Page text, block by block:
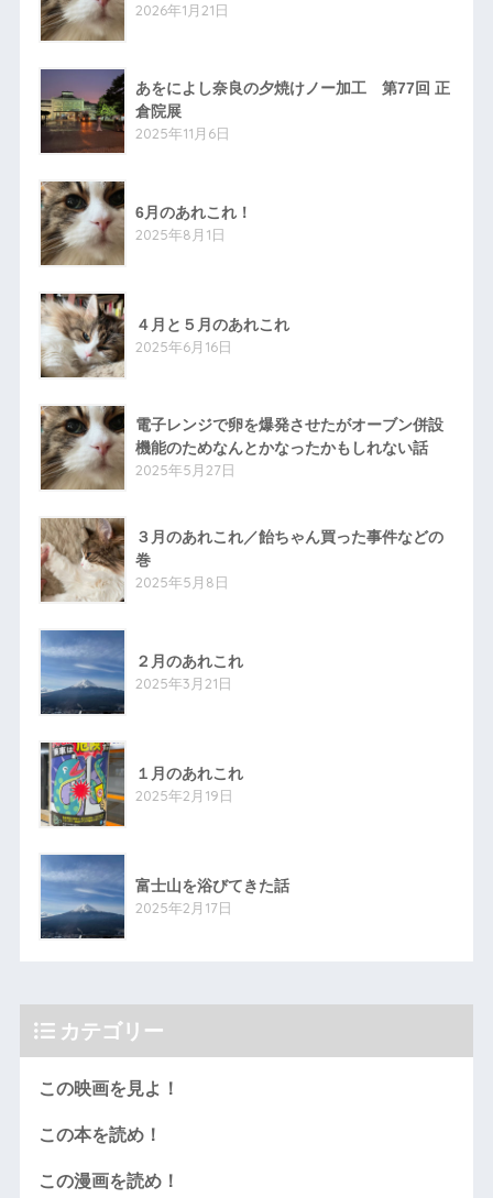
2026年1月21日
あをによし奈良の夕焼けノー加工 第77回 正
倉院展
2025年11月6日
6月のあれこれ！
2025年8月1日
４月と５月のあれこれ
2025年6月16日
電子レンジで卵を爆発させたがオーブン併設
機能のためなんとかなったかもしれない話
2025年5月27日
３月のあれこれ／飴ちゃん買った事件などの
巻
2025年5月8日
２月のあれこれ
2025年3月21日
１月のあれこれ
2025年2月19日
富士山を浴びてきた話
2025年2月17日
カテゴリー
この映画を見よ！
この本を読め！
この漫画を読め！